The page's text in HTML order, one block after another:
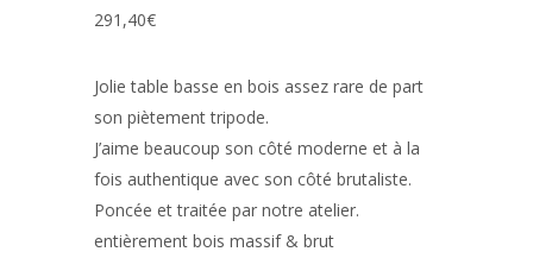
291,40€
Jolie table basse en bois assez rare de part
son piètement tripode.
J’aime beaucoup son côté moderne et à la
fois authentique avec son côté brutaliste.
Poncée et traitée par notre atelier.
entièrement bois massif & brut